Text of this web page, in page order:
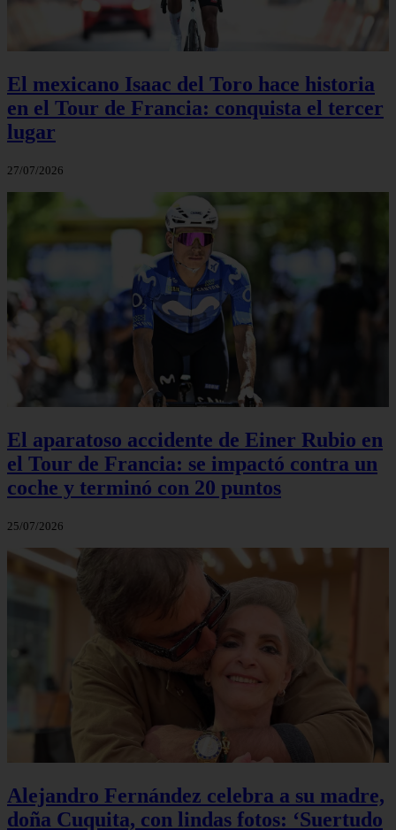
El mexicano Isaac del Toro hace historia
en el Tour de Francia: conquista el tercer
lugar
27/07/2026
El aparatoso accidente de Einer Rubio en
el Tour de Francia: se impactó contra un
coche y terminó con 20 puntos
25/07/2026
Alejandro Fernández celebra a su madre,
doña Cuquita, con lindas fotos: ‘Suertudo